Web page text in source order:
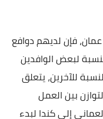
فإن لديهم دوافع
لبعض الوافدين
للآخرين، يتعلق
بين العمل
إلى كندا لبدء